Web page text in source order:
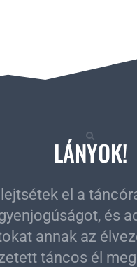
LÁNYOK!
el a
és
annak az
táncos él